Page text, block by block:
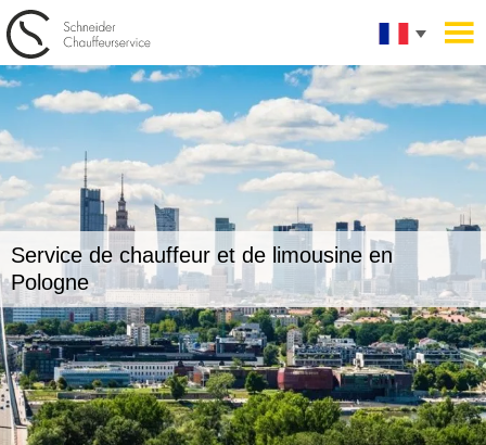
Service de chauffeur et de limousine en
Pologne